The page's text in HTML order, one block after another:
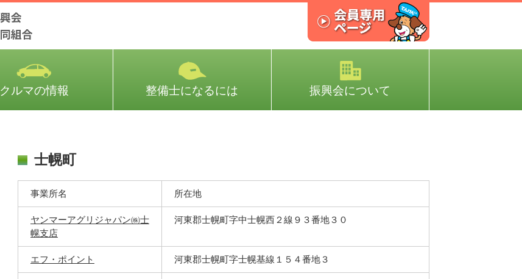
クルマの情報 整備士になるには 振興会について
士幌町
事業所名 所在地
ヤンマーアグリジャパン㈱士
幌支店
河東郡士幌町字中士幌西２線９３番地３０
エフ・ポイント 河東郡士幌町字士幌基線１５４番地３